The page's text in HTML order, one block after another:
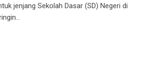
jenjang Sekolah Dasar (SD) Negeri di